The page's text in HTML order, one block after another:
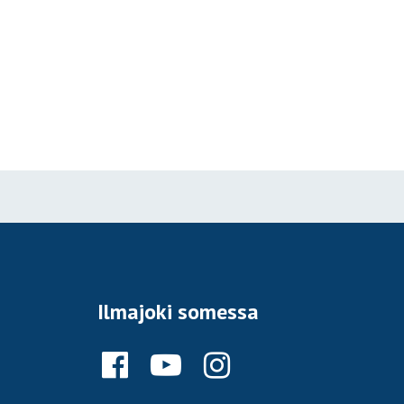
Ilmajoki somessa